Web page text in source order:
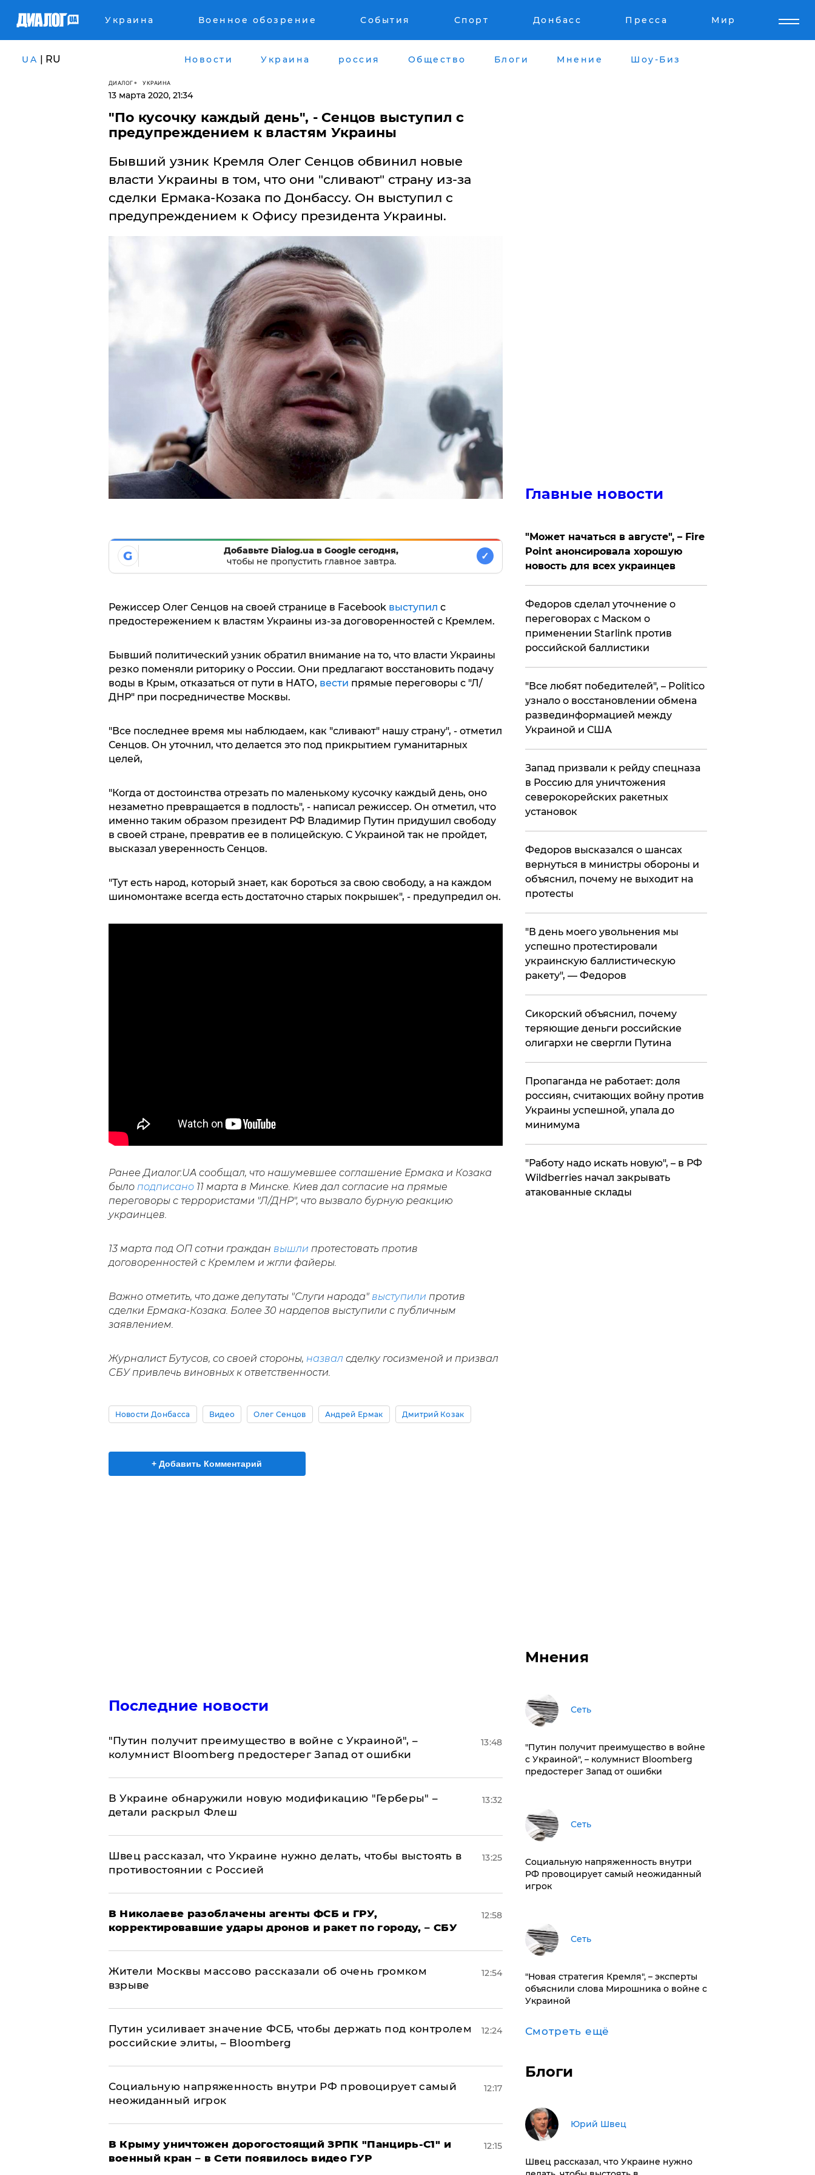
Украина Военное обозрение События Спорт Донбасс Пресса Мир
UA | RU Новости Украина россия Общество Блоги Мнение Шоу-Биз
ДИАЛОГ УКРАИНА
13 марта 2020, 21:34
​"По кусочку каждый день", - Сенцов выступил с
предупреждением к властям Украины
Бывший узник Кремля Олег Сенцов обвинил новые
власти Украины в том, что они "сливают" страну из-за
сделки Ермака-Козака по Донбассу. Он выступил с
предупреждением к Офису президента Украины.
G
Добавьте Dialog.ua в Google сегодня,
чтобы не пропустить главное завтра.
✓
Режиссер Олег Сенцов на своей странице в Facebook выступил с
предостережением к властям Украины из-за договоренностей с Кремлем.
Бывший политический узник обратил внимание на то, что власти Украины
резко поменяли риторику о России. Они предлагают восстановить подачу
воды в Крым, отказаться от пути в НАТО, вести прямые переговоры с "Л/
ДНР" при посредничестве Москвы.
"Все последнее время мы наблюдаем, как "сливают" нашу страну", - отметил
Сенцов. Он уточнил, что делается это под прикрытием гуманитарных
целей,
"Когда от достоинства отрезать по маленькому кусочку каждый день, оно
незаметно превращается в подлость", - написал режиссер. Он отметил, что
именно таким образом президент РФ Владимир Путин придушил свободу
в своей стране, превратив ее в полицейскую. С Украиной так не пройдет,
высказал уверенность Сенцов.
"Тут есть народ, который знает, как бороться за свою свободу, а на каждом
шиномонтаже всегда есть достаточно старых покрышек", - предупредил он.
Ранее Диалог.UA сообщал, что нашумевшее соглашение Ермака и Козака
было подписано11 марта в Минске. Киев дал согласие на прямые
переговоры с террористами "Л/ДНР", что вызвало бурную реакцию
украинцев.
13 марта под ОП сотни граждан вышли протестовать против
договоренностей с Кремлем и жгли файеры.
Важно отметить, что даже депутаты "Слуги народа" выступили против
сделки Ермака-Козака. Более 30 нардепов выступили с публичным
заявлением.
Журналист Бутусов, со своей стороны, назвал сделку госизменой и призвал
СБУ привлечь виновных к ответственности.
Новости Донбасса Видео Олег Сенцов Андрей Ермак Дмитрий Козак
+ Добавить Комментарий
Последние новости
"Путин получит преимущество в войне с Украиной", –
колумнист Bloomberg предостерег Запад от ошибки
13:48
В Украине обнаружили новую модификацию "Герберы" –
детали раскрыл Флеш
13:32
Швец рассказал, что Украине нужно делать, чтобы выстоять в
противостоянии с Россией
13:25
В Николаеве разоблачены агенты ФСБ и ГРУ,
корректировавшие удары дронов и ракет по городу, – СБУ
12:58
Жители Москвы массово рассказали об очень громком
взрыве
12:54
Путин усиливает значение ФСБ, чтобы держать под контролем
российские элиты, – Bloomberg
12:24
Социальную напряженность внутри РФ провоцирует самый
неожиданный игрок
12:17
В Крыму уничтожен дорогостоящий ЗРПК "Панцирь-С1" и
военный кран – в Сети появилось видео ГУР
12:15
Главные новости
"Может начаться в августе", – Fire
Point анонсировала хорошую
новость для всех украинцев
Федоров сделал уточнение о
переговорах с Маском о
применении Starlink против
российской баллистики
​"Все любят победителей", – Politico
узнало о восстановлении обмена
развединформацией между
Украиной и США
Запад призвали к рейду спецназа
в Россию для уничтожения
северокорейских ракетных
установок
Федоров высказался о шансах
вернуться в министры обороны и
объяснил, почему не выходит на
протесты
​"В день моего увольнения мы
успешно протестировали
украинскую баллистическую
ракету", — Федоров
Сикорский объяснил, почему
теряющие деньги российские
олигархи не свергли Путина
​Пропаганда не работает: доля
россиян, считающих войну против
Украины успешной, упала до
минимума
"Работу надо искать новую", – в РФ
Wildberries начал закрывать
атакованные склады
Мнения
Сеть
"Путин получит преимущество в войне
с Украиной", – колумнист Bloomberg
предостерег Запад от ошибки
Сеть
Социальную напряженность внутри
РФ провоцирует самый неожиданный
игрок
Сеть
"Новая стратегия Кремля", – эксперты
объяснили слова Мирошника о войне с
Украиной
Смотреть ещё
Блоги
Юрий Швец
Швец рассказал, что Украине нужно